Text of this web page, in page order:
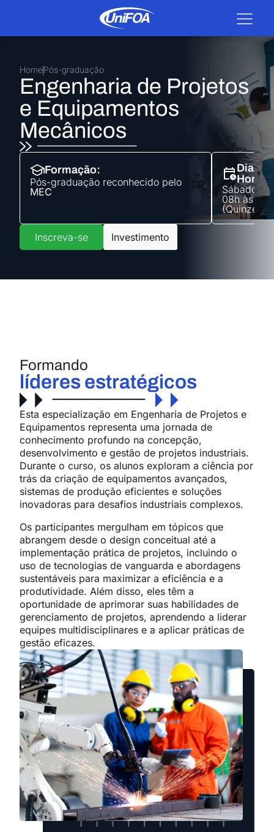
HomePós-graduação
Engenharia de Projetos
e Equipamentos
Mecânicos
Formação:
Pós-graduação reconhecido pelo
MEC
Dias e
Sábados
08h às
(Quinzenal)
Inscreva-se Investimento
Formando
líderes estratégicos
Esta especialização em Engenharia de Projetos e
Equipamentos representa uma jornada de
conhecimento profundo na concepção,
desenvolvimento e gestão de projetos industriais.
Durante o curso, os alunos exploram a ciência por
trás da criação de equipamentos avançados,
sistemas de produção eficientes e soluções
inovadoras para desafios industriais complexos.
Os participantes mergulham em tópicos que
abrangem desde o design conceitual até a
implementação prática de projetos, incluindo o
uso de tecnologias de vanguarda e abordagens
sustentáveis para maximizar a eficiência e a
produtividade. Além disso, eles têm a
oportunidade de aprimorar suas habilidades de
gerenciamento de projetos, aprendendo a liderar
equipes multidisciplinares e a aplicar práticas de
gestão eficazes.